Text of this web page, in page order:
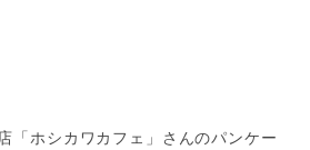
「ホシカワカフェ」さんのパンケー